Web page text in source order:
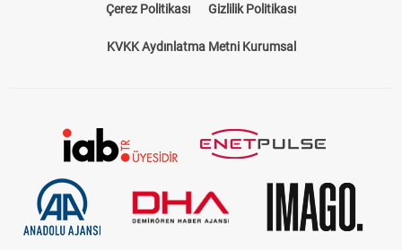
Çerez Politikası Gizlilik Politikası
KVKK Aydınlatma Metni Kurumsal